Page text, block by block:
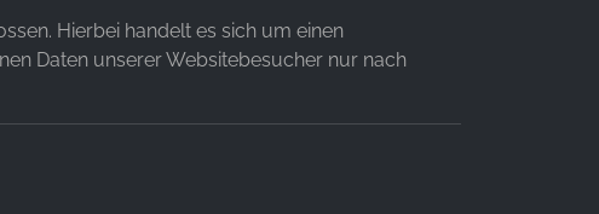
Hierbei handelt es sich um einen
Daten unserer Websitebesucher nur nach